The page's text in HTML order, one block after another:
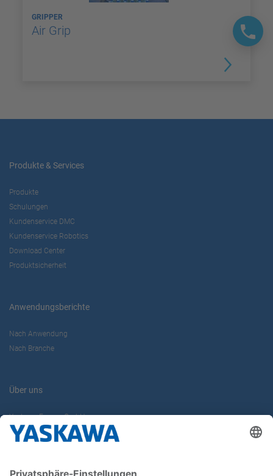
GRIPPER
Air Grip
Produkte & Services
Produkte
Schulungen
Kundenservice DMC
Kundenservice Robotics
Download Center
Produktsicherheit
Anwendungsberichte
Nach Anwendung
Nach Branche
Über uns
Yaskawa Europe GmbH
Karriere